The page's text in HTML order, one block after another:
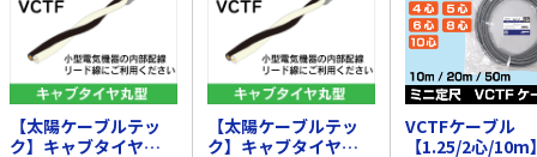
【太陽ケーブルテッ
ク】キャブタイヤ
【太陽ケーブルテッ
ク】キャブタイヤ
VCTFケーブル
【1.25/2心/10m